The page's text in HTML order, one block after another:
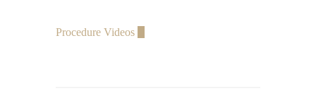
Procedure Videos